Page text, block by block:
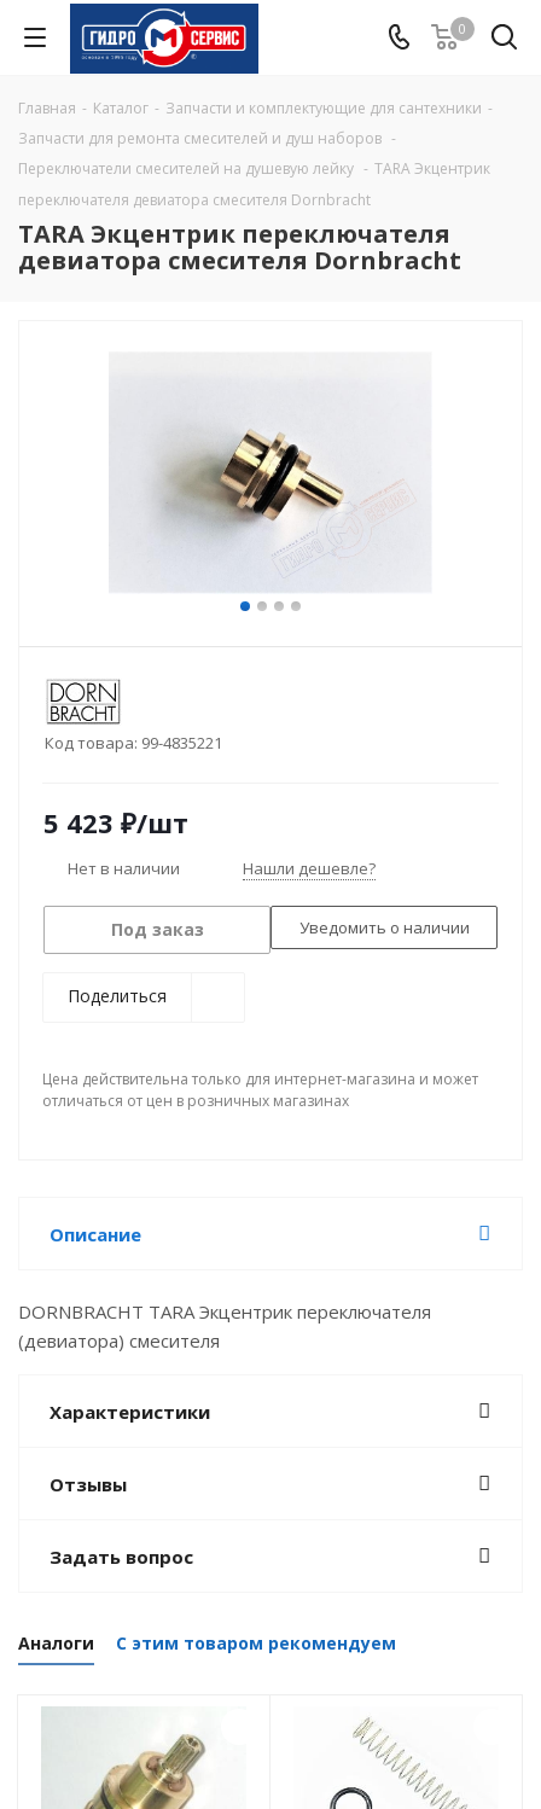
0
Главная - Каталог - Запчасти и комплектующие для сантехники -
Запчасти для ремонта смесителей и душ наборов -
Переключатели смесителей на душевую лейку - TARA Экцентрик
переключателя девиатора смесителя Dornbracht
TARA Экцентрик переключателя
девиатора смесителя Dornbracht
Код товара: 99-4835221
5 423 ₽/шт
Нет в наличии Нашли дешевле?
Под заказ Уведомить о наличии
Поделиться
Цена действительна только для интернет-магазина и может
отличаться от цен в розничных магазинах
Описание
DORNBRACHT TARA Экцентрик переключателя
(девиатора) смесителя
Характеристики
Отзывы
Задать вопрос
Аналоги С этим товаром рекомендуем